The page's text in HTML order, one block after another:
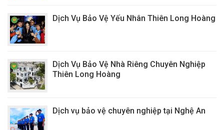
Dịch Vụ Bảo Vệ Yếu Nhân Thiên Long Hoàng
Dịch Vụ Bảo Vệ Nhà Riêng Chuyên Nghiệp
Thiên Long Hoàng
Dịch vụ bảo vệ chuyên nghiệp tại Nghệ An